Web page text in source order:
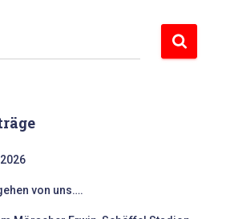
von uns….